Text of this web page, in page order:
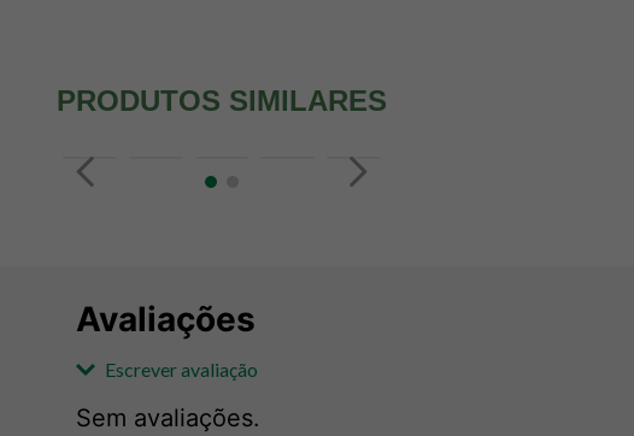
PRODUTOS SIMILARES
Avaliações
Escrever avaliação
Sem avaliações.